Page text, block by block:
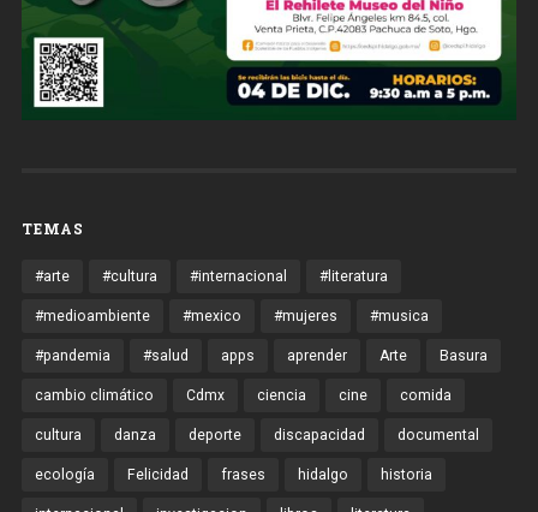
TEMAS
#arte #cultura #internacional #literatura
#medioambiente #mexico #mujeres #musica
#pandemia #salud apps aprender Arte Basura
cambio climático Cdmx ciencia cine comida
cultura danza deporte discapacidad documental
ecología Felicidad frases hidalgo historia